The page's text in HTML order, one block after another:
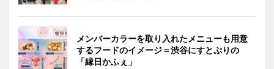
メンバーカラーを取り入れたメニューも用意
するフードのイメージ＝渋谷にすとぷりの
「縁日かふぇ」